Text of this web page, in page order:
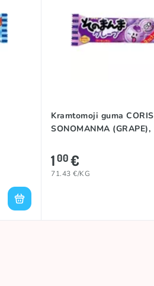
Kramtomoji guma CORIS
SONOMANMA (GRAPE),
100€
71.43 €/KG